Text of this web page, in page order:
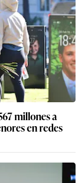
millones a
en redes